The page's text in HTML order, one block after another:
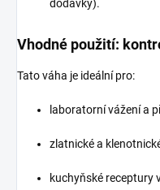
dodávky).
Vhodné použití:
Tato váha je ideální pro:
laboratorní vážení a
zlatnické a
kuchyňské receptury